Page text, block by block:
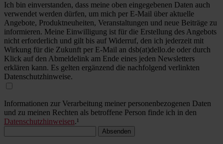
Ich bin einverstanden, dass meine oben eingegebenen Daten auch
verwendet werden dürfen, um mich per E-Mail über aktuelle
Angebote, Produktneuheiten, Veranstaltungen und neue Beiträge zu
informieren. Meine Einwilligung ist für die Erstellung des Angebots
nicht erforderlich und gilt bis auf Widerruf, den ich jederzeit mit
Wirkung für die Zukunft per E-Mail an dsb(at)dello.de oder durch
Klick auf den Abmeldelink am Ende eines jeden Newsletters
erklären kann. Es gelten ergänzend die nachfolgend verlinkten
Datenschutzhinweise.
Informationen zur Verarbeitung meiner personenbezogenen Daten
und zu meinen Rechten als betroffene Person finde ich in den
Datenschutzhinweisen.¹
Absenden